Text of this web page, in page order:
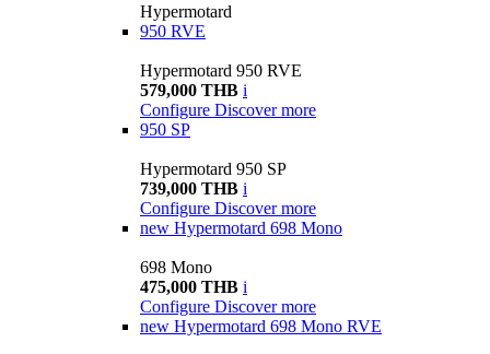
Hypermotard
950 RVE
Hypermotard 950 RVE
579,000 THB i
Configure Discover more
950 SP
Hypermotard 950 SP
739,000 THB i
Configure Discover more
new Hypermotard 698 Mono
698 Mono
475,000 THB i
Configure Discover more
new Hypermotard 698 Mono RVE